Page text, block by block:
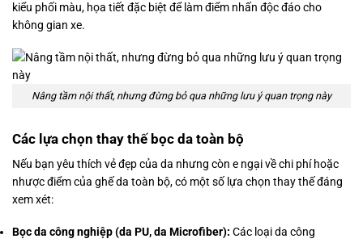
kiểu phối màu, họa tiết đặc biệt để làm điểm nhấn độc đáo cho
không gian xe.
Nâng tầm nội thất, nhưng đừng bỏ qua những lưu ý quan trọng này
Các lựa chọn thay thế bọc da toàn bộ
Nếu bạn yêu thích vẻ đẹp của da nhưng còn e ngại về chi phí hoặc
nhược điểm của ghế da toàn bộ, có một số lựa chọn thay thế đáng
xem xét:
Bọc da công nghiệp (da PU, da Microfiber): Các loại da công